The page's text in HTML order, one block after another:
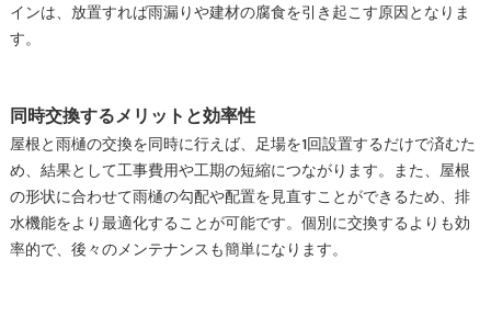
インは、放置すれば雨漏りや建材の腐食を引き起こす原因となりま
す。
同時交換するメリットと効率性
屋根と雨樋の交換を同時に行えば、足場を1回設置するだけで済むた
め、結果として工事費用や工期の短縮につながります。また、屋根
の形状に合わせて雨樋の勾配や配置を見直すことができるため、排
水機能をより最適化することが可能です。個別に交換するよりも効
率的で、後々のメンテナンスも簡単になります。